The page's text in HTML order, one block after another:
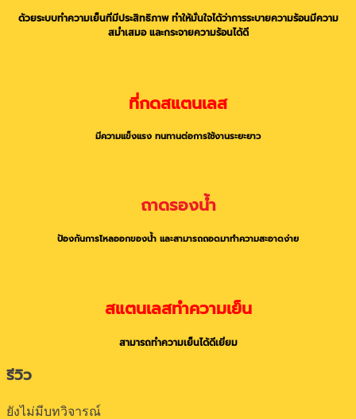
ด้วยระบบทำความเย็นที่มีประสิทธิภาพ ทำให้มั่นใจได้ว่าการระบายความร้อนมีความ
สม่ำเสมอ และกระจายความร้อนได้ดี
ที่กดสแตนเลส
มีความแข็งแรง ทนทานต่อการใช้งานระยะยาว
ถาดรองน้ำ
ป้องกันการไหลออกของน้ำ และสามารถถอดมาทำความสะอาดง่าย
สแตนเลสทำความเย็น
สามารถทำความเย็นได้ดีเยี่ยม
รีวิว
ยังไม่มีบทวิจารณ์